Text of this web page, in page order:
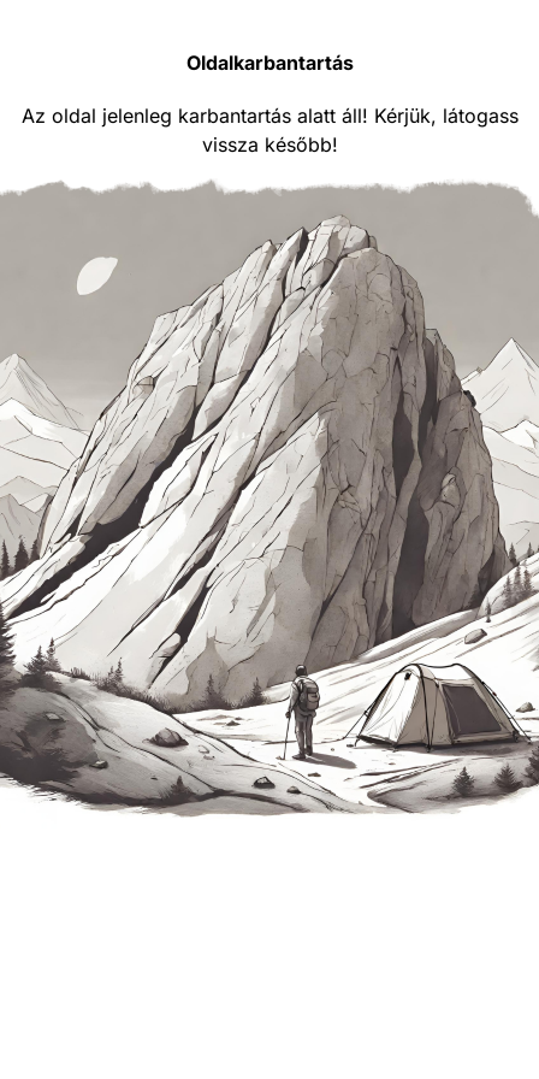
Oldalkarbantartás
Az oldal jelenleg karbantartás alatt áll! Kérjük, látogass
vissza később!